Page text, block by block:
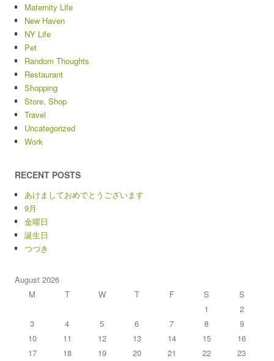
Maternity Life
New Haven
NY Life
Pet
Random Thoughts
Restaurant
Shopping
Store, Shop
Travel
Uncategorized
Work
RECENT POSTS
あけましておめでとうございます
9月
金曜日
誕生日
つづき
August 2026
M
T W T F S
S
1
2
3
4 5 6 7 8
9
10
11 12 13 14 15
16
17
18 19 20 21 22
23